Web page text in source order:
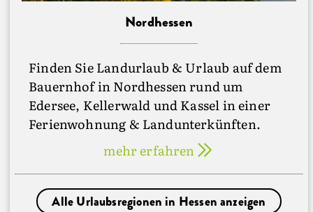
Nordhessen
Finden Sie Landurlaub & Urlaub auf dem
Bauernhof in Nordhessen rund um
Edersee, Kellerwald und Kassel in einer
Ferienwohnung & Landunterkünften.
mehr erfahren
Alle Urlaubsregionen in Hessen anzeigen